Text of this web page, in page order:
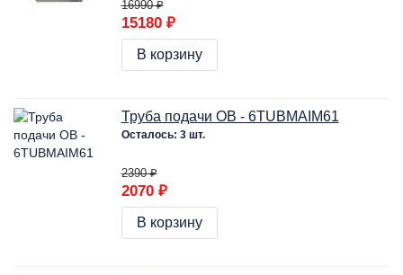
16990 ₽
15180 ₽
В корзину
Труба подачи ОВ - 6TUBMAIM61
Осталось: 3 шт.
2390 ₽
2070 ₽
В корзину